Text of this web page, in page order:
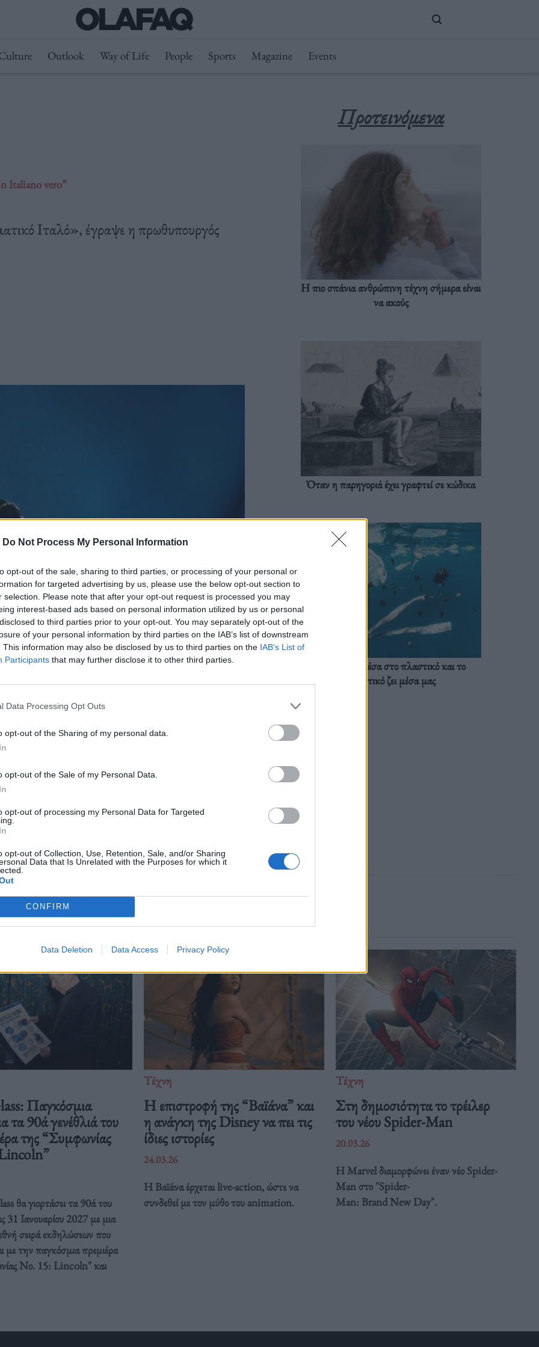
Do Not Process My Personal Information
opt-out of the sale, sharing to third parties, or processing of your personal or
for targeted advertising by us, please use the below opt-out section to
selection. Please note that after your opt-out request is processed you may
interest-based ads based on personal information utilized by us or personal
to third parties prior to your opt-out. You may separately opt-out of the
of your personal information by third parties on the IAB’s list of downstream
This information may also be disclosed by us to third parties on the IAB’s List of
Participants that may further disclose it to other third parties.
Data Processing Opt Outs
opt-out of the Sharing of my personal data.
opt-out of the Sale of my Personal Data.
opt-out of processing my Personal Data for Targeted
opt-out of Collection, Use, Retention, Sale, and/or Sharing
Data that Is Unrelated with the Purposes for which it
CONFIRM
Data Deletion Data Access Privacy Policy
Outlook Way of Life People Sports Magazine Events
Italiano vero”
Ιταλό», έγραψε η πρωθυπουργός
Ιταλό», έγραψε η
Προτεινόμενα
Η πιο σπάνια ανθρώπινη τέχνη σήμερα είναι
να ακούς
Όταν η παρηγοριά έχει γραφτεί σε κώδικα
Ζούμε ήδη μέσα στο πλαστικό και το
πλαστικό ζει μέσα μας
Δείτε επίσης
Παγκόσμια
τα 90ά γενέθλιά του
της “Συμφωνίας
θα γιορτάσει τα 90ά του
31 Ιανουαρίου 2027 με μια
σειρά εκδηλώσεων που
με την παγκόσμια πρεμιέρα
Νο. 15: Lincoln" και
Τέχνη
Η επιστροφή της “Βαϊάνα” και
η ανάγκη της Disney να πει τις
ίδιες ιστορίες
24.03.26
Η Βαϊάνα έρχεται live-action, ώστε να
συνδεθεί με τον μύθο του animation.
Τέχνη
Στη δημοσιότητα το τρέιλερ
του νέου Spider-Man
20.03.26
Η Marvel διαμορφώνει έναν νέο Spider-
Man στο "Spider-
Man: Brand New Day".